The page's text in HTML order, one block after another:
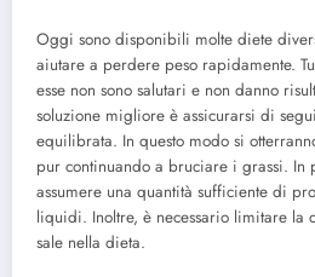
Oggi sono disponibili molte diete
aiutare a perdere peso rapidamente.
esse non sono salutari e non danno
soluzione migliore è assicurarsi di
equilibrata. In questo modo si
pur continuando a bruciare i grassi. In
assumere una quantità sufficiente di
liquidi. Inoltre, è necessario limitare la
sale nella dieta.